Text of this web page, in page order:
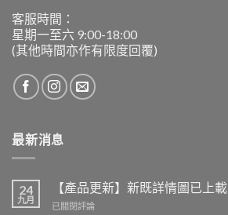
客服時間：
星期一至六 9:00-18:00
(其他時間亦作有限度回覆)
最新消息
24
九月
【產品更新】新既詳情圖已上載
【產
已關閉評論